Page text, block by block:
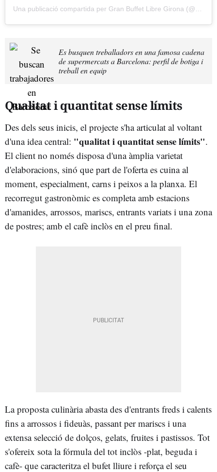
Es busquen treballadors en una famosa cadena
de supermercats a Barcelona: perfil de botiga i
treball en equip
Qualitat i quantitat sense límits
Des dels seus inicis, el projecte s'ha articulat al voltant
d'una idea central: "qualitat i quantitat sense límits".
El client no només disposa d'una àmplia varietat
d'elaboracions, sinó que part de l'oferta es cuina al
moment, especialment, carns i peixos a la planxa. El
recorregut gastronòmic es completa amb estacions
d'amanides, arrossos, mariscs, entrants variats i una zona
de postres; amb el cafè inclòs en el preu final.
La proposta culinària abasta des d'entrants freds i calents
fins a arrossos i fideuàs, passant per mariscs i una
extensa selecció de dolços, gelats, fruites i pastissos. Tot
s'ofereix sota la fórmula del tot inclòs -plat, beguda i
cafè- que caracteritza el bufet lliure i reforça el seu